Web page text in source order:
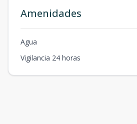
Amenidades
Agua
Vigilancia 24 horas